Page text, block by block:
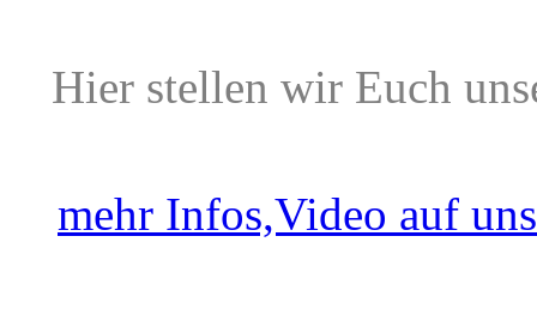
Hier stellen wir Euch
mehr Infos,Video auf